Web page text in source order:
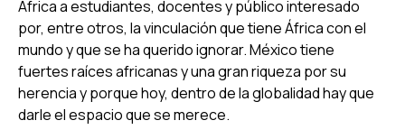
África a estudiantes, docentes y público interesado
por, entre otros, la vinculación que tiene África con el
mundo y que se ha querido ignorar. México tiene
fuertes raíces africanas y una gran riqueza por su
herencia y porque hoy, dentro de la globalidad hay que
darle el espacio que se merece.